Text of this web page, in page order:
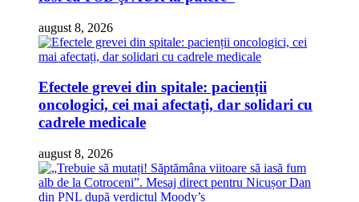
august 8, 2026
Efectele grevei din spitale: pacienții
oncologici, cei mai afectați, dar solidari cu
cadrele medicale
august 8, 2026